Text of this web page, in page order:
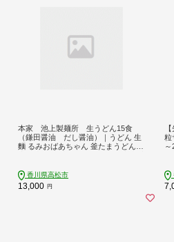
本家 池上製麺所 生うどん15食
（鎌田醤油 だし醤油）｜うどん 生
麵 るみおばあちゃん 釜たまうどん
香川県高松市
13,000 円
粒
ツ